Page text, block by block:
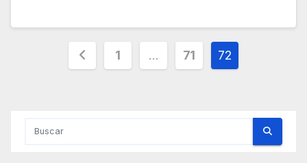
Paginación
1 … 71 72